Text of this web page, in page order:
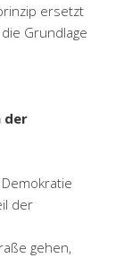
ersetzt
Grundlage
der
der
gehen,